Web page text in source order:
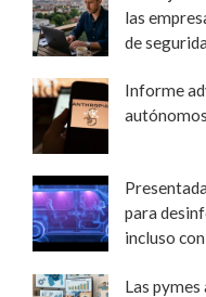
las
de
Informe
para
incluso
Las